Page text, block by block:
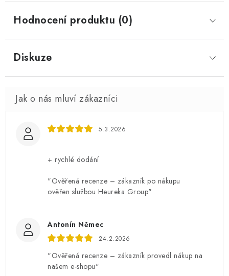
Hodnocení produktu (0)
Diskuze
5.3.2026
+ rychlé dodání
"Ověřená recenze – zákazník po nákupu
ověřen službou Heureka Group"
Antonín Němec
24.2.2026
"Ověřená recenze – zákazník provedl nákup na
našem e-shopu"